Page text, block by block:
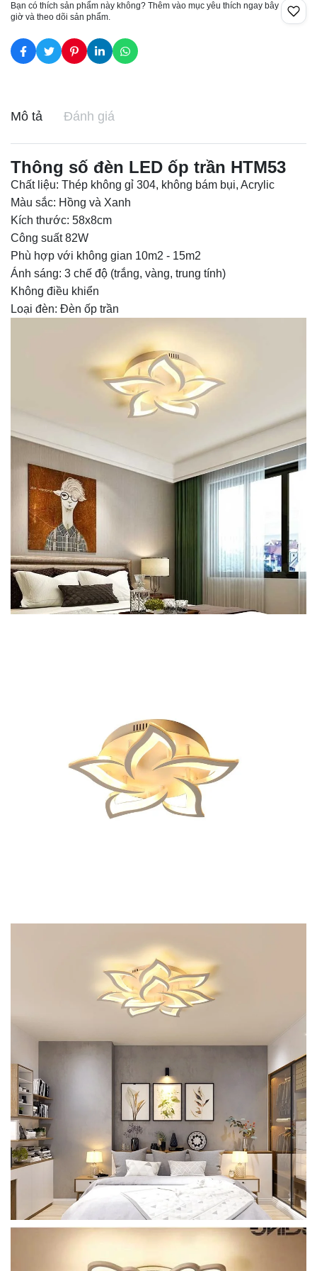
Bạn có thích sản phẩm này không? Thêm vào mục yêu thích ngay bây
giờ và theo dõi sản phẩm.
Mô tả Đánh giá
Thông số đèn LED ốp trần HTM53
Chất liệu: Thép không gỉ 304, không bám bụi, Acrylic
Màu sắc: Hồng và Xanh
Kích thước: 58x8cm
Công suất 82W
Phù hợp với không gian 10m2 - 15m2
Ánh sáng: 3 chế độ (trắng, vàng, trung tính)
Không điều khiển
Loại đèn: Đèn ốp trần